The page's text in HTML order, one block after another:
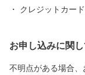
クレジットカー
お申し込みに関
不明点がある場合